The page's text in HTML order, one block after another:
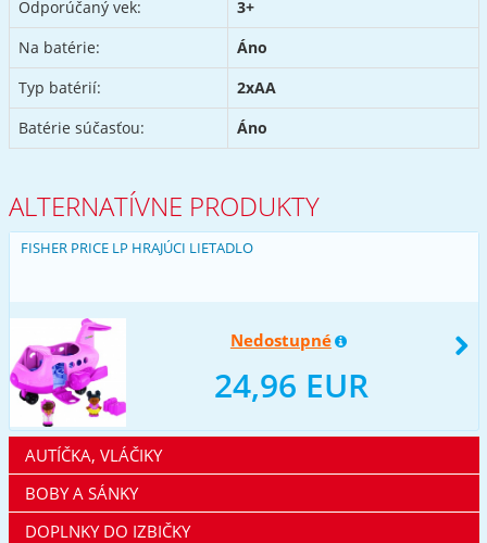
Odporúčaný vek:
3+
Na batérie:
Áno
Typ batérií:
2xAA
Batérie súčasťou:
Áno
ALTERNATÍVNE PRODUKTY
FISHER PRICE LP HRAJÚCI LIETADLO
Nedostupné
24,96 EUR
AUTÍČKA, VLÁČIKY
BOBY A SÁNKY
DOPLNKY DO IZBIČKY